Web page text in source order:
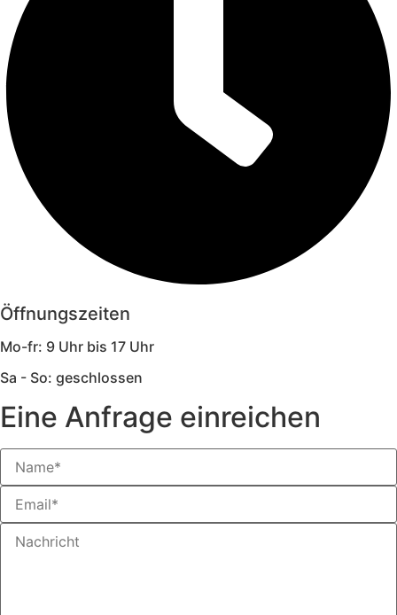
Öffnungszeiten
Mo-fr: 9 Uhr bis 17 Uhr
Sa - So: geschlossen
Eine Anfrage einreichen